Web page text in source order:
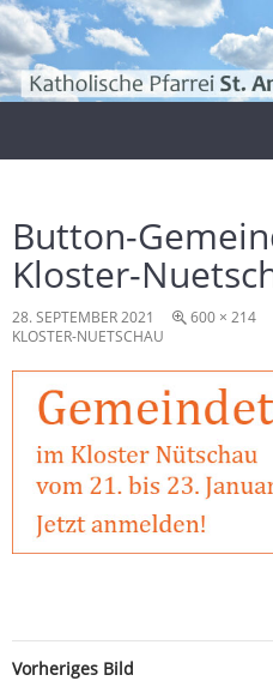
Zum
Inhalt
springen
Button-
Kloster-
28. SEPTEMBER 2021 600 × 214
KLOSTER-NUETSCHAU
Vorheriges Bild